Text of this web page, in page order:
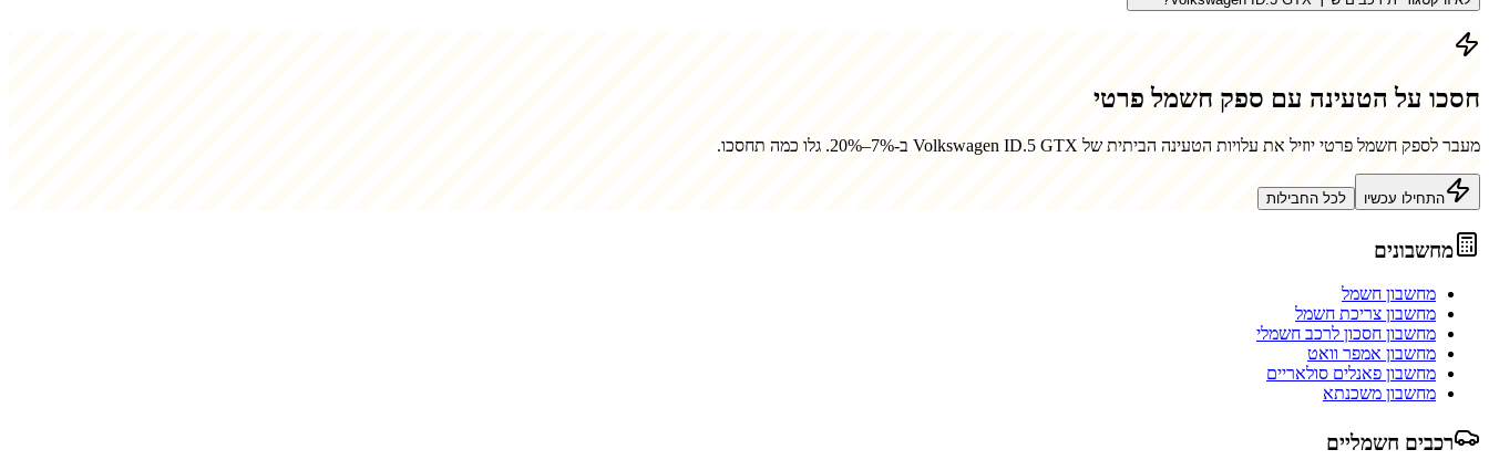
חסכו על הטעינה עם ספק חשמל פרטי
מעבר לספק חשמל פרטי יוזיל את עלויות הטעינה הביתית של Volkswagen ID.5 GTX ב-7%–20%. גלו כמה תחסכו.
התחילו עכשיו לכל החבילות
מחשבונים
מחשבון חשמל
מחשבון צריכת חשמל
מחשבון חסכון לרכב חשמלי
מחשבון אמפר וואט
מחשבון פאנלים סולאריים
מחשבון משכנתא
רכבים חשמליים